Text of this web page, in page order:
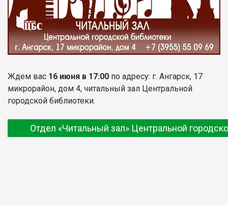
Ждем вас 16 июня в 17:00 по адресу: г. Ангарск, 17
микрорайон, дом 4, читальный зал Центральной
городской библиотеки.
Отдел «Читальный зал» Центральной